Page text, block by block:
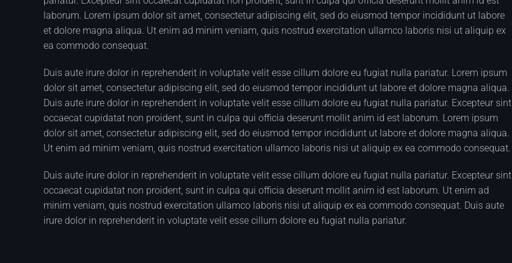
laborum. Lorem ipsum dolor sit amet, consectetur adipiscing elit, sed do eiusmod tempor incididunt ut labore
et dolore magna aliqua. Ut enim ad minim veniam, quis nostrud exercitation ullamco laboris nisi ut aliquip ex
ea commodo consequat.
Duis aute irure dolor in reprehenderit in voluptate velit esse cillum dolore eu fugiat nulla pariatur. Lorem ipsum
dolor sit amet, consectetur adipiscing elit, sed do eiusmod tempor incididunt ut labore et dolore magna aliqua.
Duis aute irure dolor in reprehenderit in voluptate velit esse cillum dolore eu fugiat nulla pariatur. Excepteur sint
occaecat cupidatat non proident, sunt in culpa qui officia deserunt mollit anim id est laborum. Lorem ipsum
dolor sit amet, consectetur adipiscing elit, sed do eiusmod tempor incididunt ut labore et dolore magna aliqua.
Ut enim ad minim veniam, quis nostrud exercitation ullamco laboris nisi ut aliquip ex ea commodo consequat.
Duis aute irure dolor in reprehenderit in voluptate velit esse cillum dolore eu fugiat nulla pariatur. Excepteur sint
occaecat cupidatat non proident, sunt in culpa qui officia deserunt mollit anim id est laborum. Ut enim ad
minim veniam, quis nostrud exercitation ullamco laboris nisi ut aliquip ex ea commodo consequat. Duis aute
irure dolor in reprehenderit in voluptate velit esse cillum dolore eu fugiat nulla pariatur.